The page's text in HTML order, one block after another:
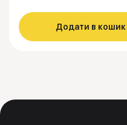
Додати в кошик